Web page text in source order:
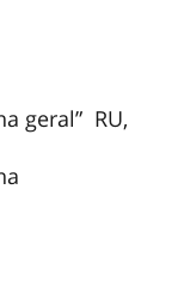
geral” RU,